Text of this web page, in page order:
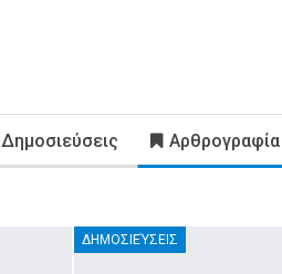
Δημοσιεύσεις Αρθρογραφία
ΔΗΜΟΣΙΕΎΣΕΙΣ